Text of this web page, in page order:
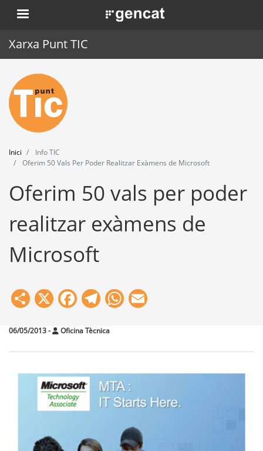
Vés
al
. Obre en una nova finestra.
Xarxa Punt TIC
Inici
Punt TIC
Actualitat
Agenda
Formació
Eines
Inici
Info TIC
Oferim 50 Vals Per Poder Realitzar Exàmens de Microsoft
Oferim 50 vals per poder
realitzar exàmens de
Microsoft
Share
X Facebook
Telegram
WhatsApp
06/05/2013- Oficina Tècnica